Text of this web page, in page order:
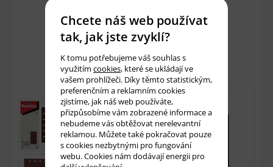
Množství: ks
Přidat do košíku
Chcete náš web používat
tak, jak jste zvyklí?
K tomu potřebujeme váš souhlas s
využitím cookies, které se ukládají ve
vašem prohlížeči. Díky těmto statistickým,
preferenčním a reklamním cookies
zjistíme, jak náš web používáte,
přizpůsobíme vám zobrazené informace a
nebudeme vás obtěžovat nerelevantní
reklamou. Můžete také pokračovat pouze
s cookies nezbytnými pro fungování
webu. Cookies nám dodávají energii pro